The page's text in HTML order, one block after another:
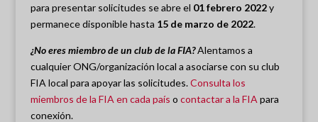
para presentar solicitudes se abre el 01 febrero 2022y
permanece disponible hasta 15 de marzo de 2022.
¿No eres miembro de un club de la FIA? Alentamos a
cualquier ONG/organización local a asociarse con su club
FIA local para apoyar las solicitudes.Consulta los
miembros de la FIA en cada país o contactar a la FIA para
conexión.